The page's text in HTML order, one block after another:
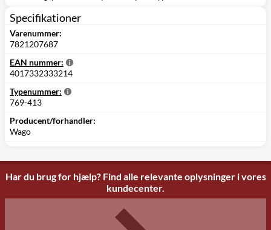
Specifikationer
Varenummer:
7821207687
EAN nummer:
4017332333214
Typenummer:
769-413
Producent/forhandler:
Wago
Har du brug for hjælp? Find alle relevante oplysninger i vores
kundecenter.